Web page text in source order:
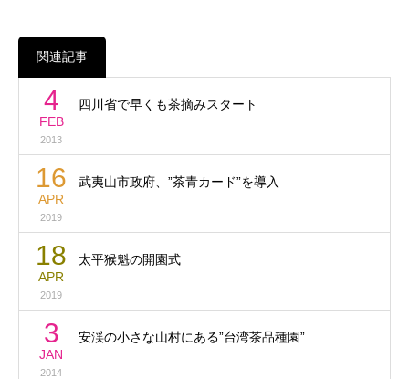
関連記事
4
FEB
2013
四川省で早くも茶摘みスタート
16
APR
2019
武夷山市政府、”茶青カード”を導入
18
APR
2019
太平猴魁の開園式
3
JAN
2014
安渓の小さな山村にある”台湾茶品種園”